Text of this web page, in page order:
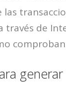
las
través de